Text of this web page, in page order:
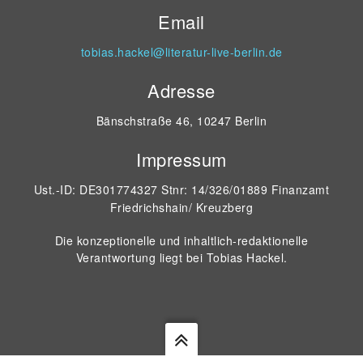
Email
tobias.hackel@literatur-live-berlin.de
Adresse
Bänschstraße 46, 10247 Berlin
Impressum
Ust.-ID: DE301774327 Stnr: 14/326/01889 Finanzamt
Friedrichshain/ Kreuzberg
Die konzeptionelle und inhaltlich-redaktionelle
Verantwortung liegt bei Tobias Hackel.